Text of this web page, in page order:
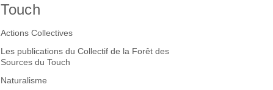
Touch
Actions Collectives
Les publications du Collectif de la Forêt des
Sources du Touch
Naturalisme